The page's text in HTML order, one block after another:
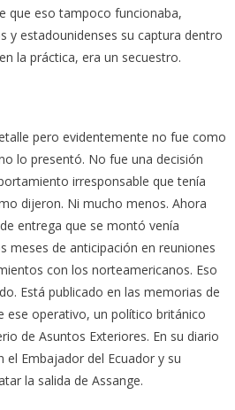
que eso tampoco funcionaba,
y estadounidenses su captura dentro
la práctica, era un secuestro.
pero evidentemente no fue como
lo presentó. No fue una decisión
irresponsable que tenía
dijeron. Ni mucho menos. Ahora
entrega que se montó venía
meses de anticipación en reuniones
con los norteamericanos. Eso
Está publicado en las memorias de
ese operativo, un político británico
de Asuntos Exteriores. En su diario
Embajador del Ecuador y su
la salida de Assange.